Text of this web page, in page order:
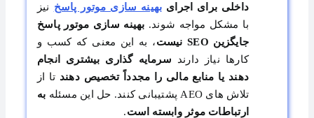
داخلی برای اجرای بهینه سازی موتور پاسخ نیز
با مشکل مواجه شوند. بهینه سازی موتور پاسخ
جایگزین SEO نیست
، به این معنی که کسب و
کارها نیاز دارند سرمایه گذاری بیشتری انجام
دهند یا منابع مالی را مجدداً تخصیص دهند تا از
تلاش های AEO پشتیبانی کنند. حل این مسئله
به
ارتباطات موثر وابسته است.